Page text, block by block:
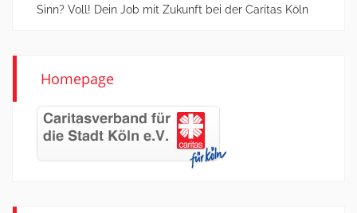
Sinn? Voll! Dein Job mit Zukunft bei der Caritas Köln
Homepage